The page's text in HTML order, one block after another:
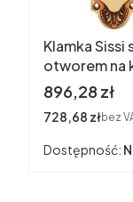
Klamka Sissi
otworem na
stare złoto
Cena
896,28 zł
Cena
728,68 złbez
Dostępność: